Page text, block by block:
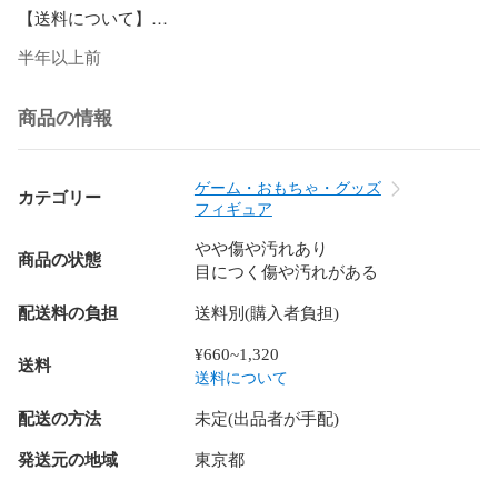
【送料について】
当店ではご注文の配送料はお客様負担となります。
ただくか、画面下部にございます「送料」の項目をご覧くだ
さい。
注文後に在庫を確保できない場合がございます。
す。
商品には値札ラベルや管理シール、海外出荷向け、国内輸入
に伴うシールが貼りついている場合もございます。
容不備、動作不良につきましては保証対象外です。
半年以上前
商品の情報
カテゴリー
ゲーム・おもちゃ・グッズ
フィギュア
商品の状態
やや傷や汚れあり
目につく傷や汚れがある
配送料の負担 送料別(購入者負担)
送料
¥660~1,320
送料について
配送の方法 未定(出品者が手配)
発送元の地域 東京都